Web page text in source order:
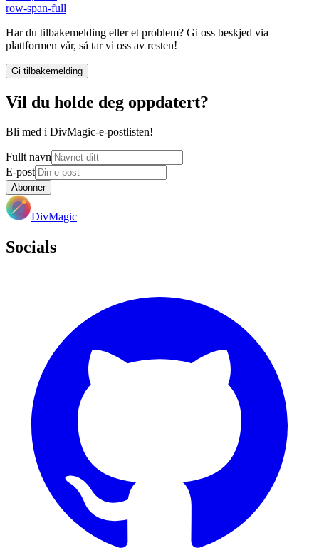
row-span-full
Har du tilbakemelding eller et problem? Gi oss beskjed via
plattformen vår, så tar vi oss av resten!
Gi tilbakemelding
Vil du holde deg oppdatert?
Bli med i DivMagic-e-postlisten!
Fullt navn
E-post
Abonner
DivMagic
Socials